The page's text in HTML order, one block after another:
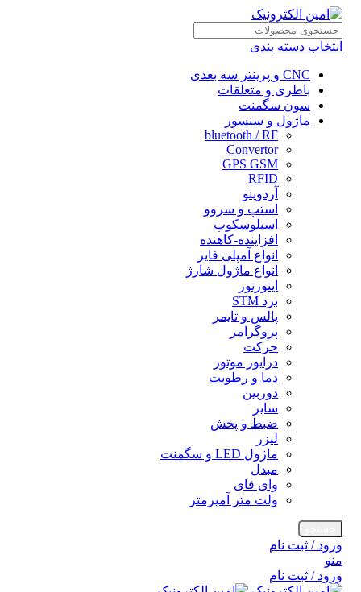
انتخاب دسته بندی
CNC و پرینتر سه بعدی
باطری و متعلقات
سون سگمنت
ماژول و سنسور
bluetooth / RF
Convertor
GPS GSM
RFID
آردوینو
استپ و سروو
اسیلوسکوپ
افزاینده-کاهنده
انواع آمپلی فایر
انواع ماژول شارژ
اینورتور
برد STM
پالس و تایمر
پروگرامر
حرکت
درایور موتور
دما و رطویت
دوربین
سایر
ضبط و پخش
لیزر
ماژول LED و سگمنت
مبدل
وای فای
ولت متر آمپرمتر
ورود / ثبت نام
منو
ورود / ثبت نام